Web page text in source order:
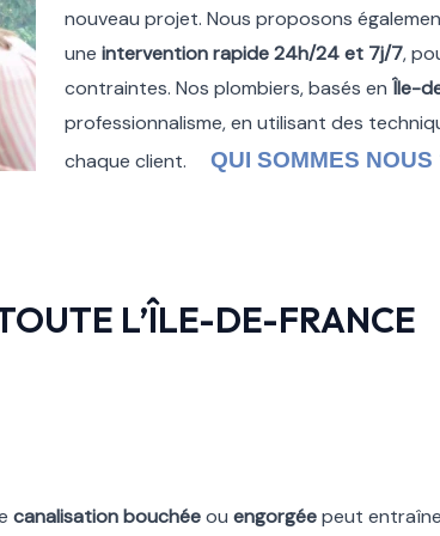
nouveau projet. Nous proposons
une intervention rapide 24h/24 et 7j/7,
contraintes. Nos plombiers, basés en Île-
professionnalisme, en utilisant des
chaque client. QUI SOMMES NOUS
L’ÎLE-DE-FRANCE
canalisation bouchéeou engorgéepeut